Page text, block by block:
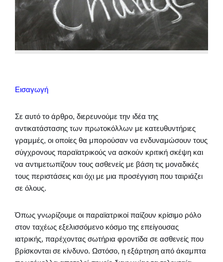
Εισαγωγή
Σε αυτό το άρθρο, διερευνούμε την ιδέα της
αντικατάστασης των πρωτοκόλλων με κατευθυντήριες
γραμμές, οι οποίες θα μπορούσαν να ενδυναμώσουν τους
σύγχρονους παραϊατρικούς να ασκούν κριτική σκέψη και
να αντιμετωπίζουν τους ασθενείς με βάση τις μοναδικές
τους περιστάσεις και όχι με μια προσέγγιση που ταιριάζει
σε όλους.
Όπως γνωρίζουμε οι παραϊατρικοί παίζουν κρίσιμο ρόλο
στον ταχέως εξελισσόμενο κόσμο της επείγουσας
ιατρικής, παρέχοντας σωτήρια φροντίδα σε ασθενείς που
βρίσκονται σε κίνδυνο. Ωστόσο, η εξάρτηση από άκαμπτα